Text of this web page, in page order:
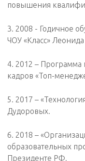
повышения
3. 2008 - Годичное
ЧОУ «Класс»
4. 2012 – Программа
кадров «Топ-
5. 2017 –
Дудоровых.
6. 2018 –
образовательных
Президенте РФ.